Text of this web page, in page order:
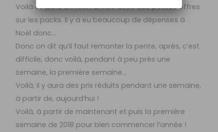
Voilà et alors on finit l’année avec des petites offres
sur les packs. Il y a eu beaucoup de dépenses à
Noël donc…
Donc on dit qu’il faut remonter la pente, après, c’est
difficile, donc voilà, pendant à peu près une
semaine, la première semaine…
Voilà, il y aura des prix réduits pendant une semaine,
à partir de, aujourd’hui !
Voilà, à partir de maintenant et puis la première
semaine de 2018 pour bien commencer l’année !